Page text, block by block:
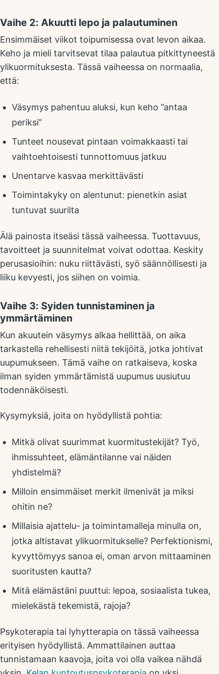
Vaihe 2: Akuutti lepo ja palautuminen
Ensimmäiset viikot toipumisessa ovat levon aikaa.
Keho ja mieli tarvitsevat tilaa palautua pitkittyneestä
ylikuormituksesta. Tässä vaiheessa on normaalia,
että:
Väsymys pahentuu aluksi, kun keho ”antaa
periksi”
Tunteet nousevat pintaan voimakkaasti tai
vaihtoehtoisesti tunnottomuus jatkuu
Unentarve kasvaa merkittävästi
Toimintakyky on alentunut: pienetkin asiat
tuntuvat suurilta
Älä painosta itseäsi tässä vaiheessa. Tuottavuus,
tavoitteet ja suunnitelmat voivat odottaa. Keskity
perusasioihin: nuku riittävästi, syö säännöllisesti ja
liiku kevyesti, jos siihen on voimia.
Vaihe 3: Syiden tunnistaminen ja
ymmärtäminen
Kun akuutein väsymys alkaa hellittää, on aika
tarkastella rehellisesti niitä tekijöitä, jotka johtivat
uupumukseen. Tämä vaihe on ratkaiseva, koska
ilman syiden ymmärtämistä uupumus uusiutuu
todennäköisesti.
Kysymyksiä, joita on hyödyllistä pohtia:
Mitkä olivat suurimmat kuormitustekijät? Työ,
ihmissuhteet, elämäntilanne vai näiden
yhdistelmä?
Milloin ensimmäiset merkit ilmenivät ja miksi
ohitin ne?
Millaisia ajattelu- ja toimintamalleja minulla on,
jotka altistavat ylikuormitukselle? Perfektionismi,
kyvyttömyys sanoa ei, oman arvon mittaaminen
suoritusten kautta?
Mitä elämästäni puuttui: lepoa, sosiaalista tukea,
mielekästä tekemistä, rajoja?
Psykoterapia tai lyhytterapia on tässä vaiheessa
erityisen hyödyllistä. Ammattilainen auttaa
tunnistamaan kaavoja, joita voi olla vaikea nähdä